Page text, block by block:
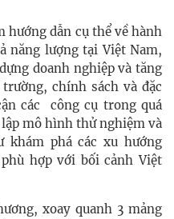
hướng dẫn cụ thể về hành
năng lượng tại Việt Nam,
doanh nghiệp và tăng
chính sách và đặc
các công cụ trong quá
mô hình thử nghiệm và
khám phá các xu hướng
hợp với bối cảnh Việt
xoay quanh 3 mảng